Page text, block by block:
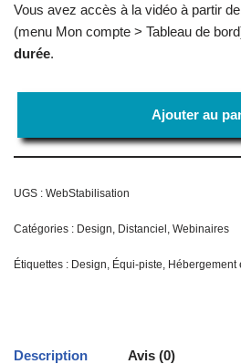
Vous avez accès à la vidéo à partir
(menu Mon compte > Tableau de
durée.
Ajouter au
UGS : WebStabilisation
Catégories : Design, Distanciel , Webinaires
Étiquettes : Design, Équi-piste, Hébergement
Description Avis (0)